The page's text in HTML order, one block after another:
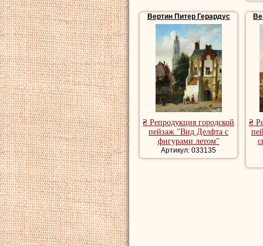
Вертин Питер Герардус
₴ Репродукция городской
пейзаж "Вид Делфта с
фигурами летом"
Артикул: 033135
₴